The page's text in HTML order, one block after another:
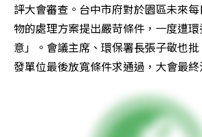
評大會審查。台中市府對於園區未來
物的處理方案提出嚴苛條件，一度遭
意」。會議主席、環保署長張子敬也
發單位最後放寬條件求通過，大會最終